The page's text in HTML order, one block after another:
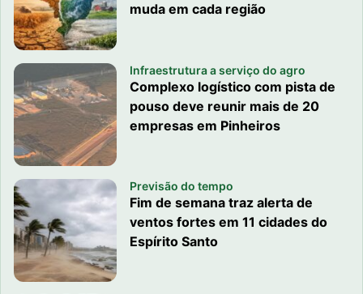
muda em cada região
Infraestrutura a serviço do agro
Complexo logístico com pista de
pouso deve reunir mais de 20
empresas em Pinheiros
Previsão do tempo
Fim de semana traz alerta de
ventos fortes em 11 cidades do
Espírito Santo